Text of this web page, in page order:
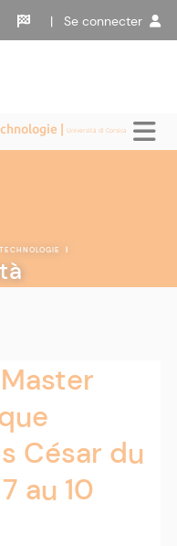
| Se connecter
|Università di Corsica
|
Master
César du
au 10